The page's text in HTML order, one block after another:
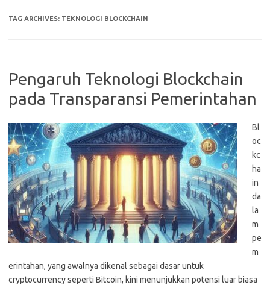
TAG ARCHIVES: TEKNOLOGI BLOCKCHAIN
Pengaruh Teknologi Blockchain
pada Transparansi Pemerintahan
Bl
oc
kc
ha
in
da
la
m
pe
m
erintahan, yang awalnya dikenal sebagai dasar untuk
cryptocurrency seperti Bitcoin, kini menunjukkan potensi luar biasa